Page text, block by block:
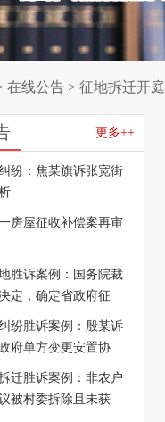
在线公告 > 征地拆迁开庭
更多++
纷：焦某旗诉张宽街
房屋征收补偿案再审
胜诉案例：国务院裁
定，确定省政府征
纷胜诉案例：殷某诉
府单方变更安置协
迁胜诉案例：非农户
被村委拆除且未获